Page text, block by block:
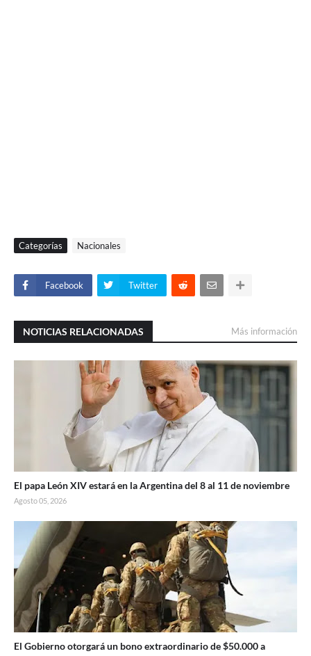
Categorías Nacionales
Facebook Twitter
NOTICIAS RELACIONADAS Más información
El papa León XIV estará en la Argentina del 8 al 11 de noviembre
Agosto 05, 2026
El Gobierno otorgará un bono extraordinario de $50.000 a